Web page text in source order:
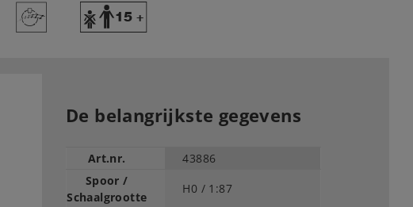
> Y
De belangrijkste gegevens
Art.nr.
43886
Spoor /
Schaalgrootte
H0 / 1:87